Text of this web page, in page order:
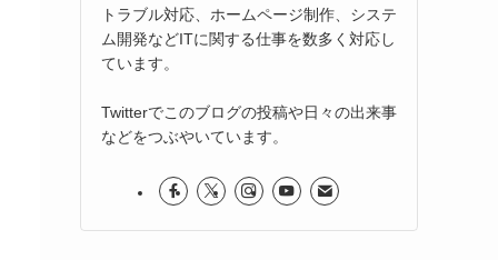
トラブル対応、ホームページ制作、システ
ム開発などITに関する仕事を数多く対応し
ています。
Twitterでこのブログの投稿や日々の出来事
などをつぶやいています。